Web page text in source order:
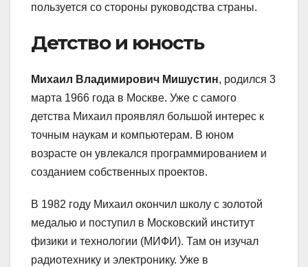
пользуется со стороны руководства страны.
Детство и юность
Михаил Владимирович Мишустин, родился 3
марта 1966 года в Москве. Уже с самого
детства Михаил проявлял большой интерес к
точным наукам и компьютерам. В юном
возрасте он увлекался программированием и
созданием собственных проектов.
В 1982 году Михаил окончил школу с золотой
медалью и поступил в Московский институт
физики и технологии (МИФИ). Там он изучал
радиотехнику и электронику. Уже в